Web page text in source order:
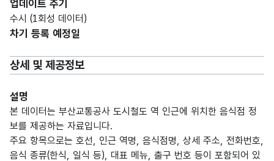
업데이트 주기
수시 (1회성 데이터)
차기 등록 예정일
상세 및 제공정보
설명
본 데이터는 부산교통공사 도시철도 역 인근에 위치한 음식점 정
보를 제공하는 자료입니다.
주요 항목으로는 호선, 인근 역명, 음식점명, 상세 주소, 전화번호,
음식 종류(한식, 일식 등), 대표 메뉴, 출구 번호 등이 포함되어 있